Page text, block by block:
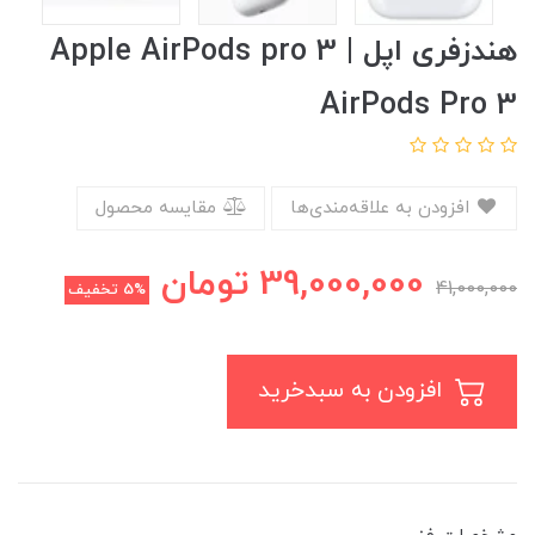
هندزفری اپل Apple AirPods pro 3 |
AirPods Pro 3
مقایسه محصول
41,000,000
39,000,000 تومان 5% تخفیف